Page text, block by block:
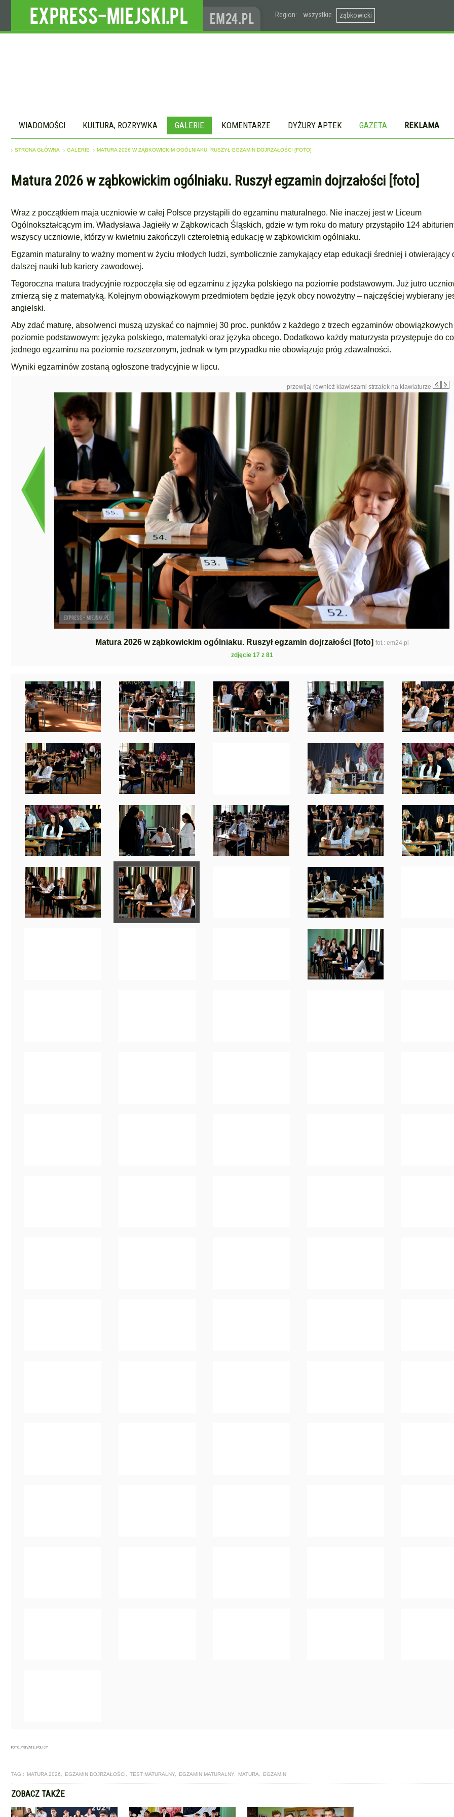
Region: wszystkie ząbkowicki
WIADOMOŚCI KULTURA, ROZRYWKA GALERIE KOMENTARZE DYŻURY APTEK GAZETA REKLAMA
STRONA GŁÓWNA GALERIE MATURA 2026 W ZĄBKOWICKIM OGÓLNIAKU. RUSZYŁ EGZAMIN DOJRZAŁOŚCI [FOTO]
Matura 2026 w ząbkowickim ogólniaku. Ruszył egzamin dojrzałości [foto]
Wraz z początkiem maja uczniowie w całej Polsce przystąpili do egzaminu maturalnego. Nie inaczej jest w Liceum
Ogólnokształcącym im. Władysława Jagiełły w Ząbkowicach Śląskich, gdzie w tym roku do matury przystąpiło 124
wszyscy uczniowie, którzy w kwietniu zakończyli czteroletnią edukację w ząbkowickim ogólniaku.
Egzamin maturalny to ważny moment w życiu młodych ludzi, symbolicznie zamykający etap edukacji średniej i otwierający
dalszej nauki lub kariery zawodowej.
Tegoroczna matura tradycyjnie rozpoczęła się od egzaminu z języka polskiego na poziomie podstawowym. Już jutro
zmierzą się z matematyką. Kolejnym obowiązkowym przedmiotem będzie język obcy nowożytny – najczęściej wybierany
angielski.
Aby zdać maturę, absolwenci muszą uzyskać co najmniej 30 proc. punktów z każdego z trzech egzaminów obowiązkowych
poziomie podstawowym: języka polskiego, matematyki oraz języka obcego. Dodatkowo każdy maturzysta przystępuje do
jednego egzaminu na poziomie rozszerzonym, jednak w tym przypadku nie obowiązuje próg zdawalności.
Wyniki egzaminów zostaną ogłoszone tradycyjnie w lipcu.
przewijaj również klawiszami strzałek na klawiaturze
Matura 2026 w ząbkowickim ogólniaku. Ruszył egzamin dojrzałości [foto] fot.: em24.pl
zdjęcie 17 z 81
FOTO_PRIVATE_POLICY
TAGI: MATURA 2026 EGZAMIN DOJRZAŁOŚCI TEST MATURALNY EGZAMIN MATURALNY MATURA EGZAMIN
ZOBACZ TAKŻE